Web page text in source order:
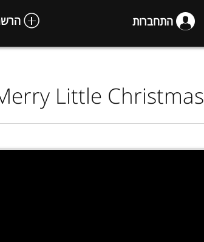
התחברות
Little Christmas